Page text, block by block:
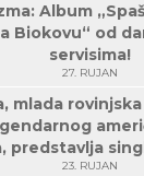
Album
Biokovu“ od
servisima!
27. RUJAN
mlada
predstavlja
23. RUJAN